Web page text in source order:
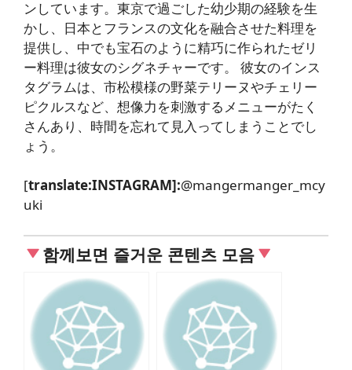
ンしています。東京で過ごした幼少期の経験を生
かし、日本とフランスの文化を融合させた料理を
提供し、中でも宝石のように精巧に作られたゼリ
ー料理は彼女のシグネチャーです。 彼女のインス
タグラムは、市松模様の野菜テリーヌやチェリー
ピクルスなど、想像力を刺激するメニューがたく
さんあり、時間を忘れて見入ってしまうことでし
ょう。
[translate:INSTAGRAM]:@mangermanger_mcy
uki
함께보면 즐거운 콘텐츠 모음